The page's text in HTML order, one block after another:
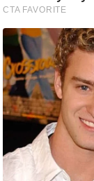
ण
स
म
सा
म
यि
क
मा
तृ